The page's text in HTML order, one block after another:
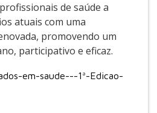
de saúde a
atuais com uma
promovendo um
participativo e eficaz.